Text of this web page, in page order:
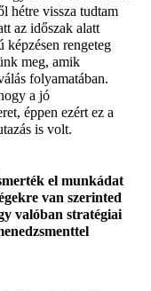
hétre vissza tudtam
az időszak alatt
képzésen rengeteg
meg, amik
folyamatában.
a jó
éppen ezért ez a
is volt.
el munkádat
van szerinted
valóban stratégiai